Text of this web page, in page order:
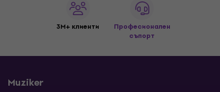
3M+ клиенти
Професионален
съпорт
Muziker